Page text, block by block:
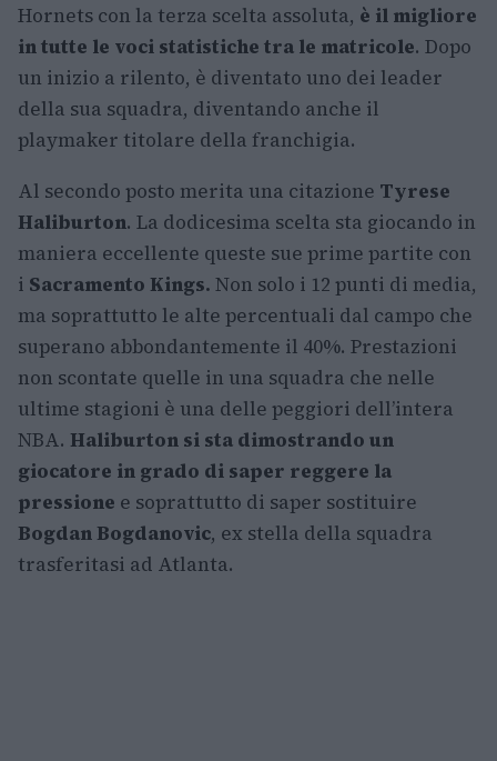
Hornets con la terza scelta assoluta, è il migliore
in tutte le voci statistiche tra le matricole. Dopo
un inizio a rilento, è diventato uno dei leader
della sua squadra, diventando anche il
playmaker titolare della franchigia.
Al secondo posto merita una citazione Tyrese
Haliburton. La dodicesima scelta sta giocando in
maniera eccellente queste sue prime partite con
i Sacramento Kings. Non solo i 12 punti di media,
ma soprattutto le alte percentuali dal campo che
superano abbondantemente il 40%. Prestazioni
non scontate quelle in una squadra che nelle
ultime stagioni è una delle peggiori dell’intera
NBA. Haliburton si sta dimostrando un
giocatore in grado di saper reggere la
pressione e soprattutto di saper sostituire
Bogdan Bogdanovic, ex stella della squadra
trasferitasi ad Atlanta.